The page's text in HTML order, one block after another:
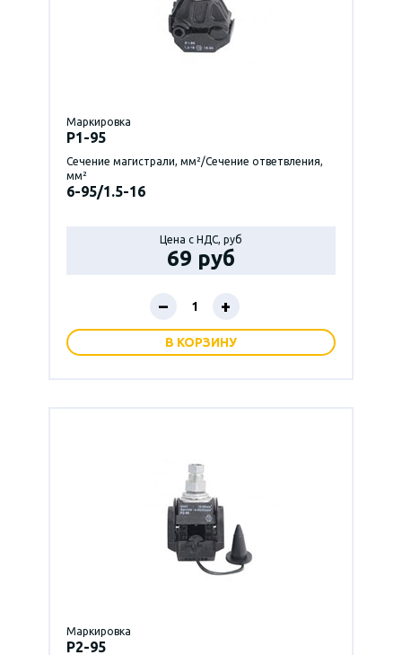
Маркировка
P1-95
Сечение магистрали, мм²/Сечение ответвления,
мм²
6-95/1.5-16
Цена с НДС, руб
69 руб
– +
В КОРЗИНУ
Маркировка
P2-95